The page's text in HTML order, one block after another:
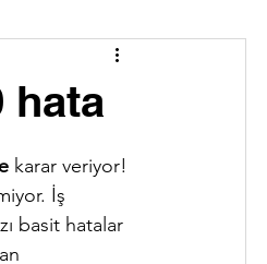
hata
karar veriyor!
İş
basit hatalar